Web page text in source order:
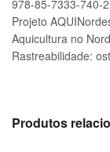
978-85-7333-740-2
Projeto
Aquicultura no
Rastreabilidade:
Produtos